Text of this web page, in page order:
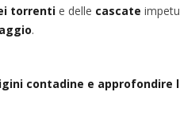
torrenti e delle cascate
.
contadine e approfondire